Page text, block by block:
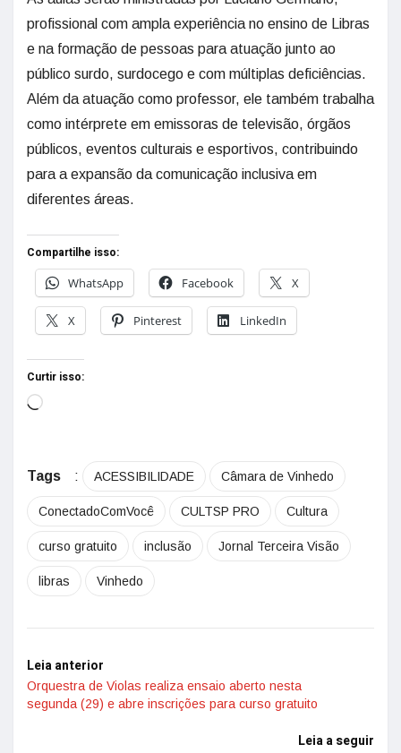
profissional com ampla experiência no ensino de Libras
e na formação de pessoas para atuação junto ao
público surdo, surdocego e com múltiplas deficiências.
Além da atuação como professor, ele também trabalha
como intérprete em emissoras de televisão, órgãos
públicos, eventos culturais e esportivos, contribuindo
para a expansão da comunicação inclusiva em
diferentes áreas.
Compartilhe isso:
WhatsApp
Facebook X
X Pinterest LinkedIn
Curtir isso:
Tags : ACESSIBILIDADE Câmara de Vinhedo
ConectadoComVocê CULTSP PRO Cultura
curso gratuito inclusão Jornal Terceira Visão
libras Vinhedo
Leia anterior
Orquestra de Violas realiza ensaio aberto nesta
segunda (29) e abre inscrições para curso gratuito
Leia a seguir